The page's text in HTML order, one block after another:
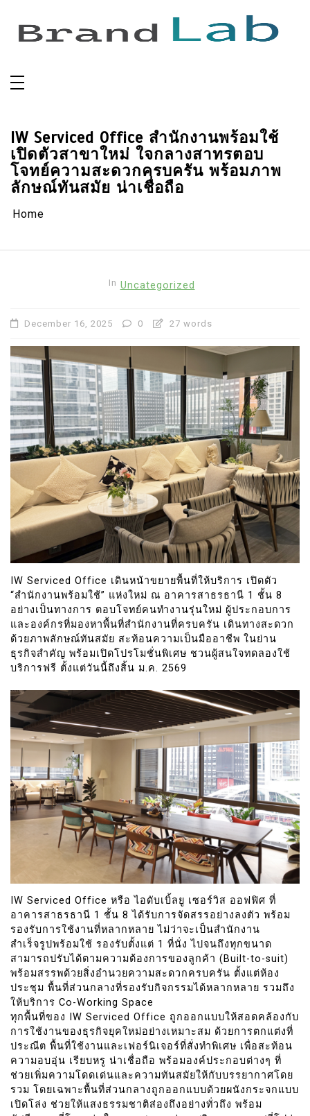
content
IW Serviced Office สำนักงานพร้อมใช้
เปิดตัวสาขาใหม่ ใจกลางสาทรตอบ
โจทย์ความสะดวกครบครัน พร้อมภาพ
ลักษณ์ทันสมัย น่าเชื่อถือ
Home
In Uncategorized
December 16, 2025 0 27 words
IW Serviced Office เดินหน้าขยายพื้นที่ให้บริการ เปิดตัว
“สำนักงานพร้อมใช้” แห่งใหม่ ณ อาคารสาธรธานี 1 ชั้น 8
อย่างเป็นทางการ ตอบโจทย์คนทำงานรุ่นใหม่ ผู้ประกอบการ
และองค์กรที่มองหาพื้นที่สำนักงานที่ครบครัน เดินทางสะดวก
ด้วยภาพลักษณ์ทันสมัย สะท้อนความเป็นมืออาชีพ ในย่าน
ธุรกิจสำคัญ พร้อมเปิดโปรโมชั่นพิเศษ ชวนผู้สนใจทดลองใช้
บริการฟรี ตั้งแต่วันนี้ถึงสิ้น ม.ค. 2569
IW Serviced Office หรือ ไอดับเบิ้ลยู เซอร์วิส ออฟฟิศ ที่
อาคารสาธรธานี 1 ชั้น 8 ได้รับการจัดสรรอย่างลงตัว พร้อม
รองรับการใช้งานที่หลากหลาย ไม่ว่าจะเป็นสำนักงาน
สำเร็จรูปพร้อมใช้ รองรับตั้งแต่ 1 ที่นั่ง ไปจนถึงทุกขนาด
สามารถปรับได้ตามความต้องการของลูกค้า (Built-to-suit)
พร้อมสรรพด้วยสิ่งอำนวยความสะดวกครบครัน ตั้งแต่ห้อง
ประชุม พื้นที่ส่วนกลางที่รองรับกิจกรรมได้หลากหลาย รวมถึง
ให้บริการ Co-Working Space
ทุกพื้นที่ของ IW Serviced Office ถูกออกแบบให้สอดคล้องกับ
การใช้งานของธุรกิจยุคใหม่อย่างเหมาะสม ด้วยการตกแต่งที่
ประณีต พื้นที่ใช้งานและเฟอร์นิเจอร์ที่สั่งทำพิเศษ เพื่อสะท้อน
ความอบอุ่น เรียบหรู น่าเชื่อถือ พร้อมองค์ประกอบต่างๆ ที่
ช่วยเพิ่มความโดดเด่นและความทันสมัยให้กับบรรยากาศโดย
รวม โดยเฉพาะพื้นที่ส่วนกลางถูกออกแบบด้วยผนังกระจกแบบ
เปิดโล่ง ช่วยให้แสงธรรมชาติส่องถึงอย่างทั่วถึง พร้อม